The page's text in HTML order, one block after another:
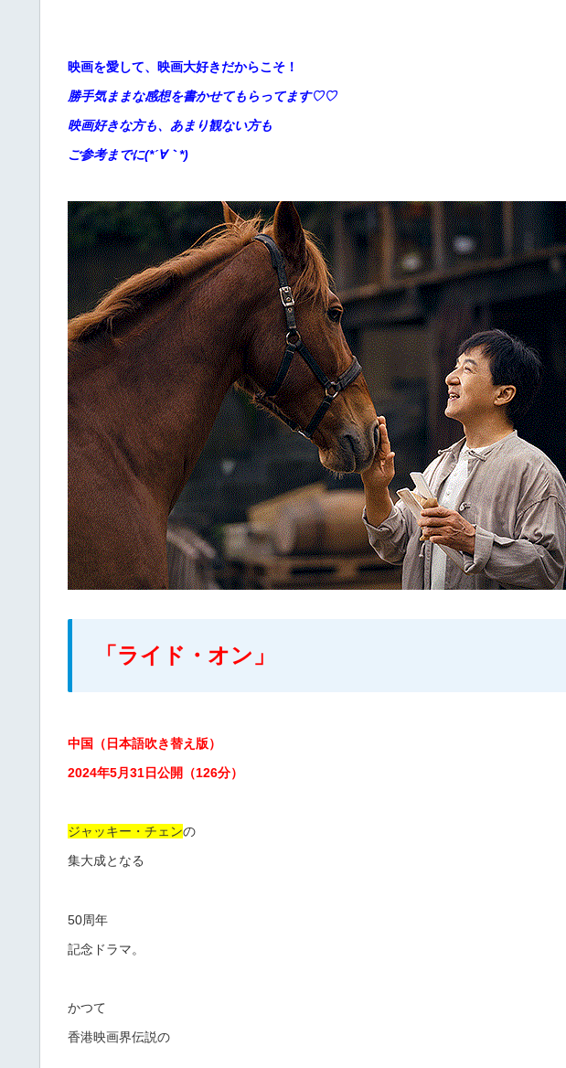
映画を愛して、映画大好きだからこそ！
勝手気ままな感想を書かせてもらってます♡♡
映画好きな方も、あまり観ない方も
ご参考までに(*´∀｀*)
「ライド・オン」
中国（日本語吹き替え版）
2024年5月31日公開（126分）
ジャッキー・チェンの
集大成となる
50周年
記念ドラマ。
かつて
香港映画界伝説の